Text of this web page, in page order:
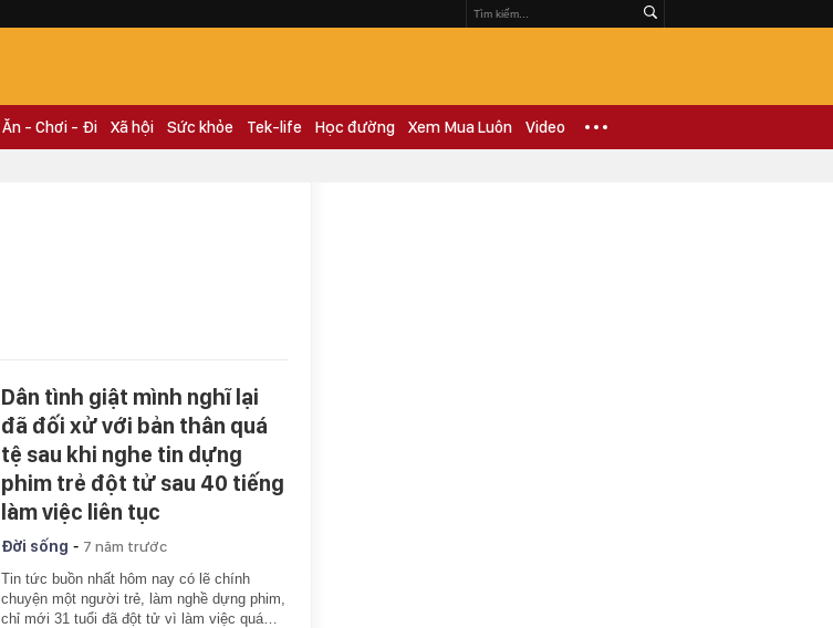
Ăn - Chơi - Đi Xã hội Sức khỏe Tek-life Học đường Xem Mua Luôn Video
Dân tình giật mình nghĩ lại
đã đối xử với bản thân quá
tệ sau khi nghe tin dựng
phim trẻ đột tử sau 40 tiếng
làm việc liên tục
Đời sống - 7 năm trước
Tin tức buồn nhất hôm nay có lẽ chính
chuyện một người trẻ, làm nghề dựng phim,
chỉ mới 31 tuổi đã đột tử vì làm việc quá…